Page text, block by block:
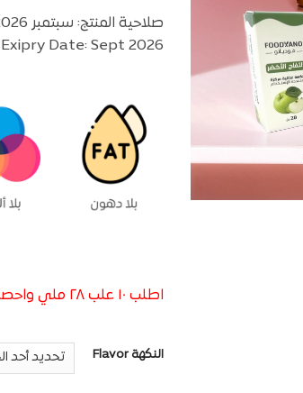
صلاحية المنتج: سبتمبر 2026م
Exipry Date: Sept 2026
اطلب ١٠ علب ٢٨ ملي واحصل على ١٠ علب مجانا من اختيارك
النكهة Flavor